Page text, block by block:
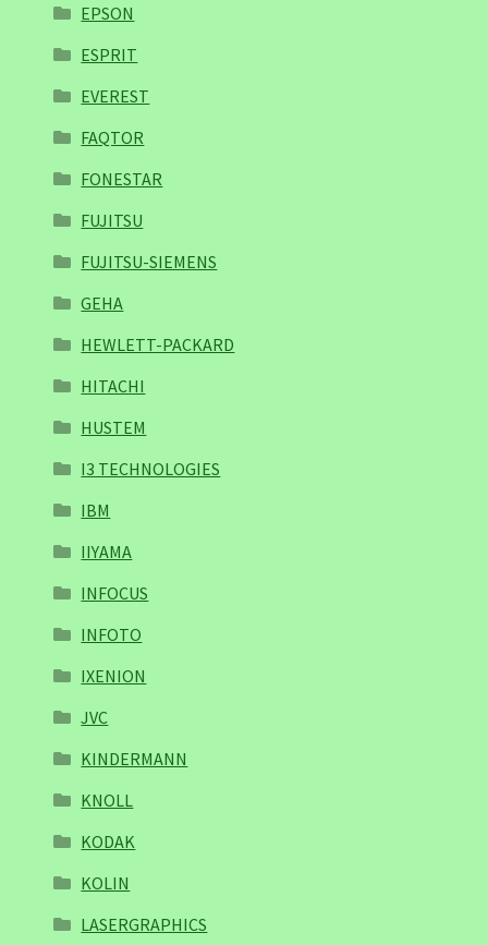
EPSON
ESPRIT
EVEREST
FAQTOR
FONESTAR
FUJITSU
FUJITSU-SIEMENS
GEHA
HEWLETT-PACKARD
HITACHI
HUSTEM
I3 TECHNOLOGIES
IBM
IIYAMA
INFOCUS
INFOTO
IXENION
JVC
KINDERMANN
KNOLL
KODAK
KOLIN
LASERGRAPHICS